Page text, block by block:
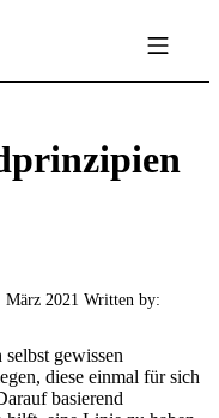
Menu
März 2021 Written by:
gewissen
diese einmal für sich
basierend